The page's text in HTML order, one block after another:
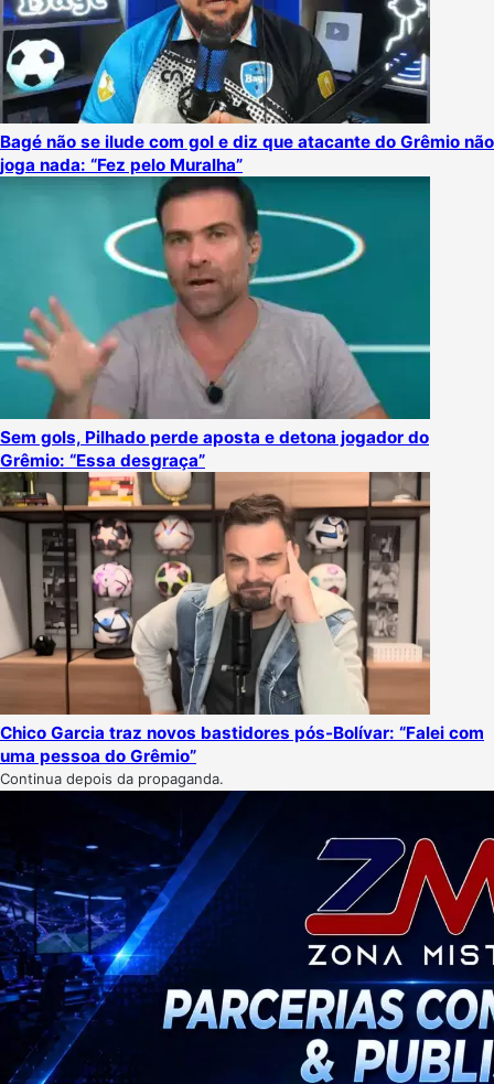
Bagé não se ilude com gol e diz que atacante do Grêmio não
joga nada: “Fez pelo Muralha”
Sem gols, Pilhado perde aposta e detona jogador do
Grêmio: “Essa desgraça”
Chico Garcia traz novos bastidores pós-Bolívar: “Falei com
uma pessoa do Grêmio”
Continua depois da propaganda.